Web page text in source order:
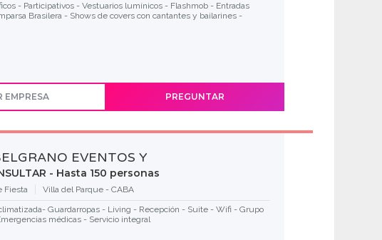
- Participativos - Vestuarios lumínicos - Flashmob - Entradas
Brasilera - Shows de covers con cantantes y bailarines -
EMPRESA PREGUNTAR
EVENTOS Y
- Hasta 150 personas
Fiesta
Villa del Parque - CABA
Guardarropas - Living - Recepción - Suite - Wifi - Grupo
médicas - Servicio integral